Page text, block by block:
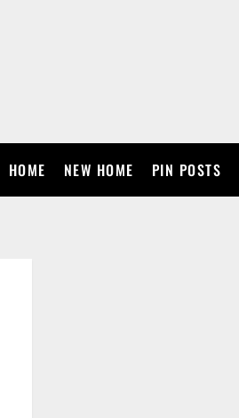
HOME NEW HOME PIN POSTS